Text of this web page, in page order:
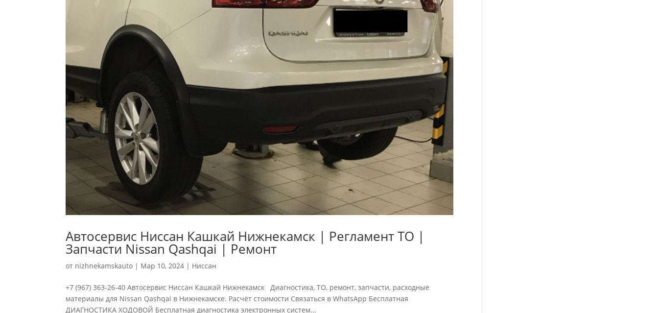
Автосервис Ниссан Кашкай Нижнекамск | Регламент ТО |
Запчасти Nissan Qashqai | Ремонт
от nizhnekamskauto | Мар 10, 2024 | Ниссан
+7 (967) 363-26-40 Автосервис Ниссан Кашкай Нижнекамск Диагностика, ТО, ремонт, запчасти, расходные
материалы для Nissan Qashqai в Нижнекамске. Расчёт стоимости Связаться в WhatsApp Бесплатная
ДИАГНОСТИКА ХОДОВОЙ Бесплатная диагностика электронных систем...